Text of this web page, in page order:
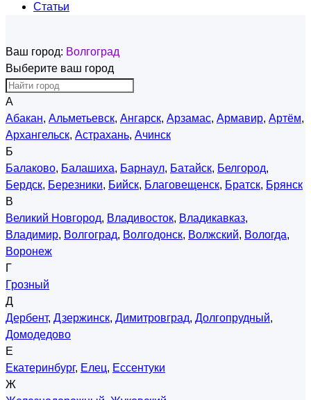
Статьи
Ваш город: Волгоград
Выберите ваш город
А
Абакан, Альметьевск, Ангарск, Арзамас, Армавир, Артём,
Архангельск, Астрахань, Ачинск
Б
Балаково, Балашиха, Барнаул, Батайск, Белгород,
Бердск, Березники, Бийск, Благовещенск, Братск, Брянск
В
Великий Новгород, Владивосток, Владикавказ,
Владимир, Волгоград, Волгодонск, Волжский, Вологда,
Воронеж
Г
Грозный
Д
Дербент, Дзержинск, Димитровград, Долгопрудный,
Домодедово
Е
Екатеринбург, Елец, Ессентуки
Ж